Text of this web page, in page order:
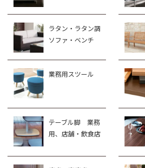
ラタン・ラタン調
ソファ・ベンチ
業務用スツール
テーブル脚 業務
用、店舗・飲食店